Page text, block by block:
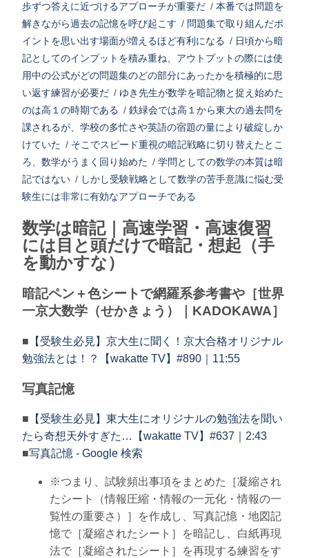
歩ずつ答えに近づけるアプローチが重要だ / 本番では問題を
解きながら過去の記憶を呼び起こす / 問題集で取り組んだポ
イントを思い出す場面が増えるほど有利になる / 日頃から暗
記としてのインプットを積み重ね、アウトプットの際には使
用中の公式がどの問題集のどの部分にあったかを積極的に思
い返す練習が必要だ / ゆき先生が数学を暗記物と捉え始めた
のは高１の時期である / 鉄緑会では高１から東大の過去問を
課されるが、学校の多忙さや英語の宿題の量により破綻しか
けていた / そこでスピード重視の暗記戦略に切り替えたとこ
ろ、数学がうまく回り始めた / 学問としての数学の本質は暗
記ではない / しかし受験戦略として数学の苦手意識に悩む受
験生には非常に有効なアプローチである
数学は暗記｜高速学習・高速復習
には目と頭だけで暗記・想起（手
を動かすな）
暗記ペン＋色シートで網羅系参考書や［世界
一京大数学（せかきょう）｜KADOKAWA］
■ 【受験生必見】京大生に聞く！京大合格オリジナル
勉強法とは！？【wakatte TV】#890｜11:55
写真記憶
■ 【受験生必見】東大生にオリジナルの勉強法を聞い
たら奇想天外すぎた…【wakatte TV】#637｜2:43
■写真記憶 - Google 検索
※つまり、試験頻出事項をまとめた［凝縮され
たシート（情報圧縮・情報の一元化・情報の一
覧性の重要さ）］を作成し、写真記憶・地図記
憶で［凝縮されたシート］を暗記し、白紙再現
法で［凝縮されたシート］を再現する練習をす